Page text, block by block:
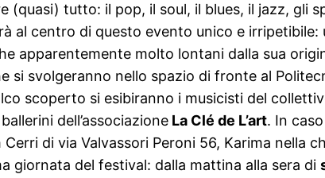
(quasi) tutto: il pop, il soul, il blues, il jazz, gli
al centro di questo evento unico e
apparentemente molto lontani dalla sua
si svolgeranno nello spazio di fronte al
scoperto si esibiranno i musicisti del
dell’associazione La Clé de L’art. In
Cerri di via Valvassori Peroni 56, Karima nella
giornata del festival: dalla mattina alla sera di